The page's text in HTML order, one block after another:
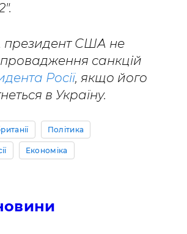
президент США не
санкцій
Росії, якщо його
в Україну.
Політика
Економіка